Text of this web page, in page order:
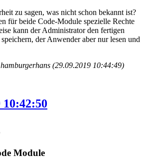
zu sagen, was nicht schon bekannt ist?
für beide Code-Module spezielle Rechte
kann der Administrator den fertigen
der Anwender aber nur lesen und
(29.09.2019 10:44:49)
10:42:50
Module